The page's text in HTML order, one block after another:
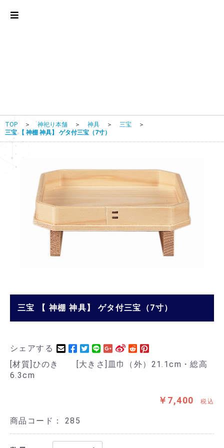
TOP ＞ 神祀り本舗 ＞ 神具 ＞ 三宝
＞
三宝 【 神棚 神具】 ゲタ付三宝（7寸）
三宝 【 神棚 神具】 ゲタ付三宝（7寸）
シェアする
[材質]ひのき [大きさ]皿巾（外）21.1cm・総高
6.3cm
￥7,400 税込
商品コード： 285